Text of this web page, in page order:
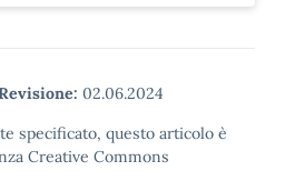
02.06.2024
specificato, questo articolo è
Creative Commons